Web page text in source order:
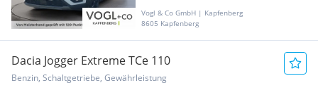
Vogl & Co GmbH | Kapfenberg
8605 Kapfenberg
Dacia Jogger Extreme TCe 110
Benzin, Schaltgetriebe, Gewährleistung